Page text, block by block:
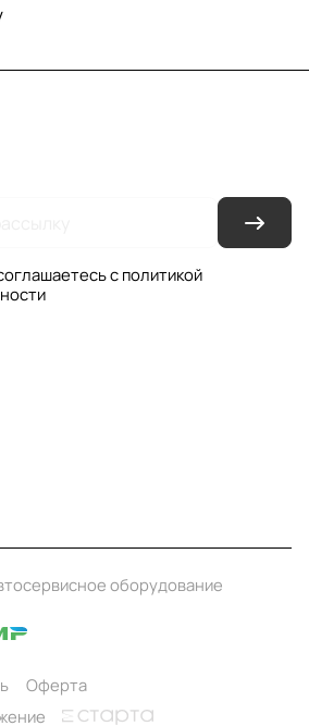
с политикой
оборудование
Оферта